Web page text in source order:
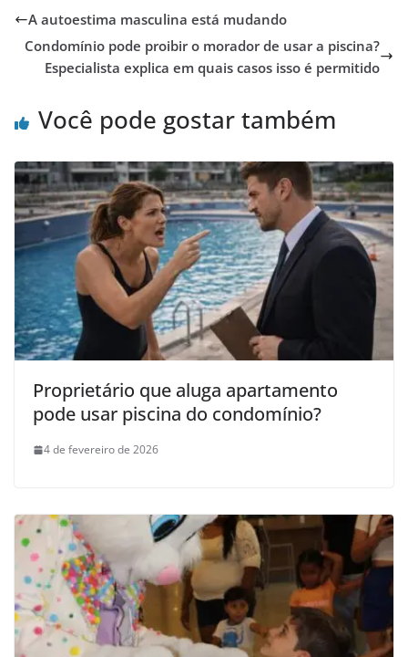
A autoestima masculina está mudando
Condomínio pode proibir o morador de usar a piscina?
Especialista explica em quais casos isso é permitido
Você pode gostar também
Proprietário que aluga apartamento
pode usar piscina do condomínio?
4 de fevereiro de 2026